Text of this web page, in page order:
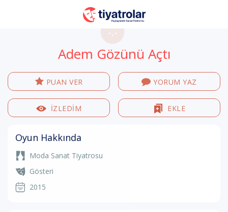
-.-
Adem Gözünü Açtı
PUAN VER YORUM YAZ
İZLEDİM EKLE
Oyun Hakkında
Moda Sanat Tiyatrosu
Gösteri
2015